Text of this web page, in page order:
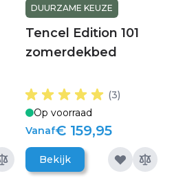
DUURZAME KEUZE
Tencel Edition 101
zomerdekbed
(3)
Op voorraad
Vanaf€ 159,95
Bekijk